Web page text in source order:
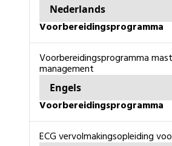
Nederlands
voorbereidingsprogramma
voorbereidingsprogramma master of
management
Engels
voorbereidingsprogramma
ECG vervolmakingsopleiding